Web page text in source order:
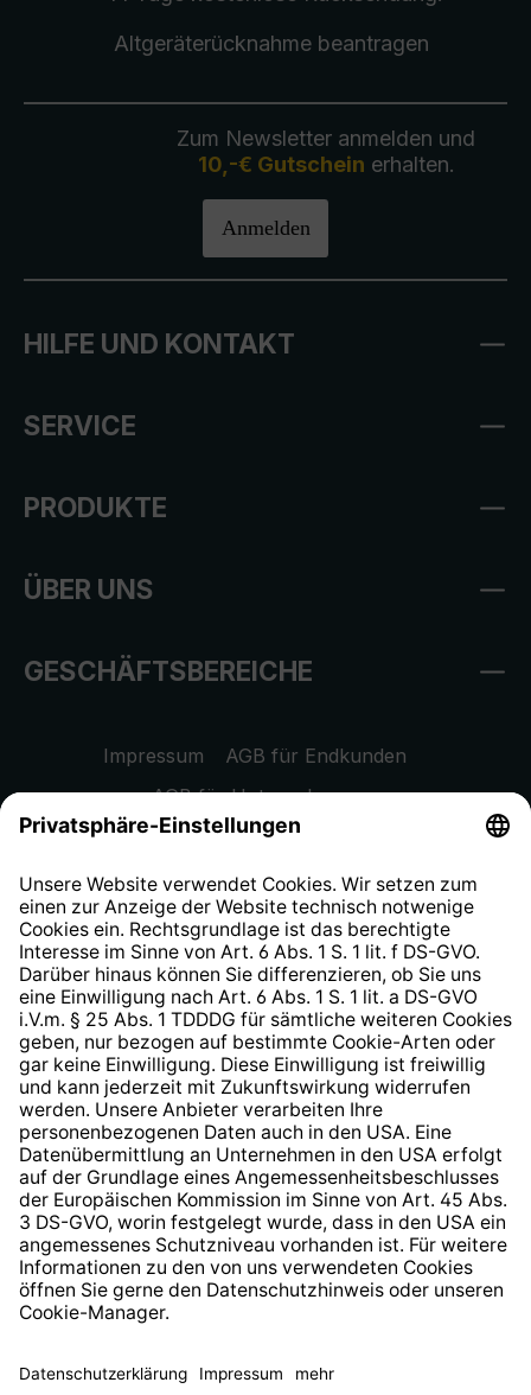
Altgeräterücknahmebeantragen
Zum Newsletter anmelden und
10,-€ Gutschein erhalten.
Anmelden
HILFE UND KONTAKT
SERVICE
PRODUKTE
ÜBER UNS
GESCHÄFTSBEREICHE
Impressum
AGB für Endkunden
AGB für Unternehmen
Datenschutzhinweis
Widerrufsrecht
Hinweisgeberschutzsystem
Barrierefreiheit
* Alle Preise inkl. gesetzl. Mehrwertsteuer zzgl.
anders angegeben.